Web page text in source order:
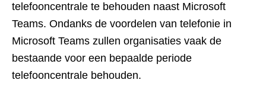
telefooncentrale te behouden naast Microsoft
Teams. Ondanks de voordelen van telefonie in
Microsoft Teams zullen organisaties vaak de
bestaande voor een bepaalde periode
telefooncentrale behouden.